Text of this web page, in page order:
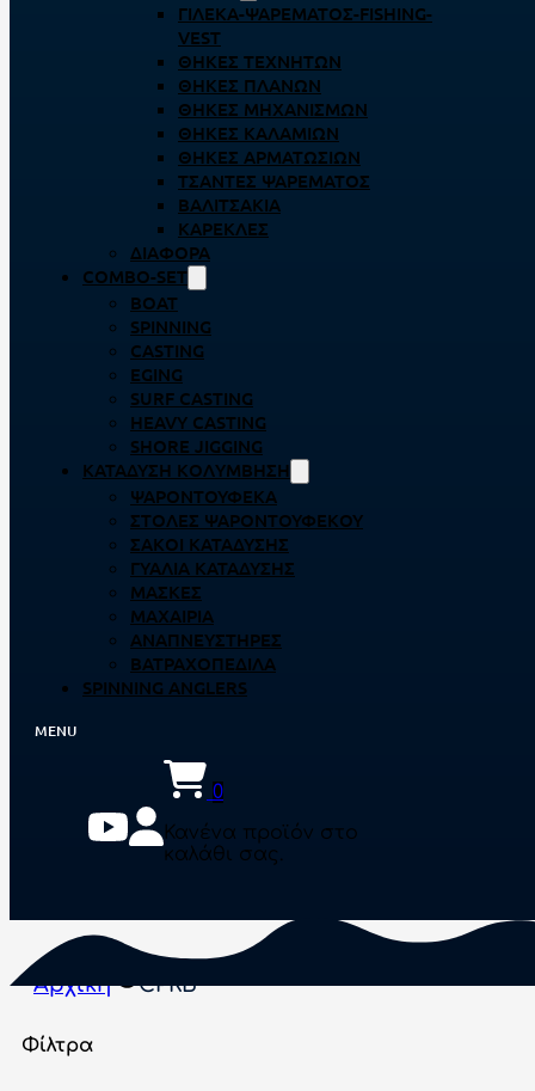
ΓΙΛΈΚΑ-ΨΑΡΈΜΑΤΟΣ-FISHING-
VEST
ΘΉΚΕΣ ΤΕΧΝΗΤΏΝ
ΘΉΚΕΣ ΠΛΆΝΩΝ
ΘΉΚΕΣ ΜΗΧΑΝΙΣΜΏΝ
ΘΉΚΕΣ ΚΑΛΑΜΙΏΝ
ΘΉΚΕΣ ΑΡΜΑΤΩΣΙΏΝ
ΤΣΆΝΤΕΣ ΨΑΡΈΜΑΤΟΣ
ΒΑΛΙΤΣΆΚΙΑ
ΚΑΡΈΚΛΕΣ
ΔΙΆΦΟΡΑ
COMBO-SET
BOAT
SPINNING
CASTING
EGING
SURF CASTING
HEAVY CASTING
SHORE JIGGING
ΚΑΤΆΔΥΣΗ ΚΟΛΎΜΒΗΣΗ
ΨΑΡΟΝΤΟΎΦΕΚΑ
ΣΤΟΛΈΣ ΨΑΡΟΝΤΟΎΦΕΚΟΥ
ΣΆΚΟΙ ΚΑΤΆΔΥΣΗΣ
ΓΥΑΛΙΆ ΚΑΤΆΔΥΣΗΣ
ΜΆΣΚΕΣ
ΜΑΧΑΊΡΙΑ
ΑΝΑΠΝΕΥΣΤΉΡΕΣ
ΒΑΤΡΑΧΟΠΈΔΙΛΑ
SPINNING ANGLERS
0
Κανένα προϊόν στο
καλάθι σας.
Αρχική CPRB
Φίλτρα